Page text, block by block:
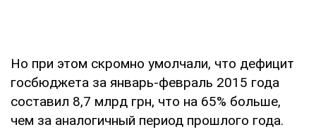
Но при этом скромно умолчали, что дефицит
госбюджета за январь-февраль 2015 года
составил 8,7 млрд грн, что на 65% больше,
чем за аналогичный период прошлого года.